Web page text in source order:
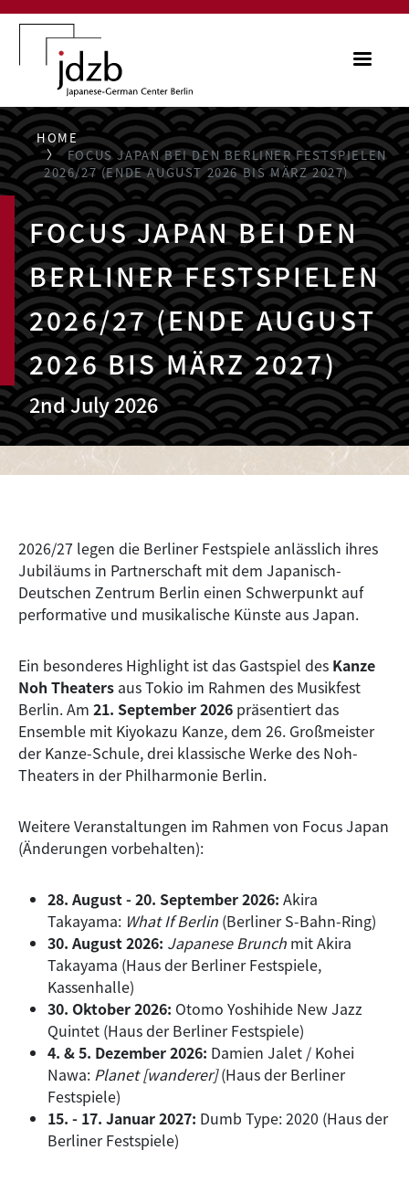
Skip to main content
HOME
FOCUS JAPAN BEI DEN BERLINER FESTSPIELEN
2026/27 (ENDE AUGUST 2026 BIS MÄRZ 2027)
FOCUS JAPAN BEI DEN
BERLINER FESTSPIELEN
2026/27 (ENDE AUGUST
2026 BIS MÄRZ 2027)
2nd July 2026
2026/27 legen die Berliner Festspiele anlässlich ihres
Jubiläums in Partnerschaft mit dem Japanisch-
Deutschen Zentrum Berlin einen Schwerpunkt auf
performative und musikalische Künste aus Japan.
Ein besonderes Highlight ist das Gastspiel des Kanze
Noh Theaters aus Tokio im Rahmen des Musikfest
Berlin. Am 21. September 2026 präsentiert das
Ensemble mit Kiyokazu Kanze, dem 26. Großmeister
der Kanze-Schule, drei klassische Werke des Noh-
Theaters in der Philharmonie Berlin.
Weitere Veranstaltungen im Rahmen von Focus Japan
(Änderungen vorbehalten):
28. August - 20. September 2026: Akira
Takayama: What If Berlin (Berliner S-Bahn-Ring)
30. August 2026: Japanese Brunch mit Akira
Takayama (Haus der Berliner Festspiele,
Kassenhalle)
30. Oktober 2026: Otomo Yoshihide New Jazz
Quintet (Haus der Berliner Festspiele)
4. & 5. Dezember 2026: Damien Jalet / Kohei
Nawa: Planet [wanderer](Haus der Berliner
Festspiele)
15. - 17. Januar 2027: Dumb Type: 2020 (Haus der
Berliner Festspiele)